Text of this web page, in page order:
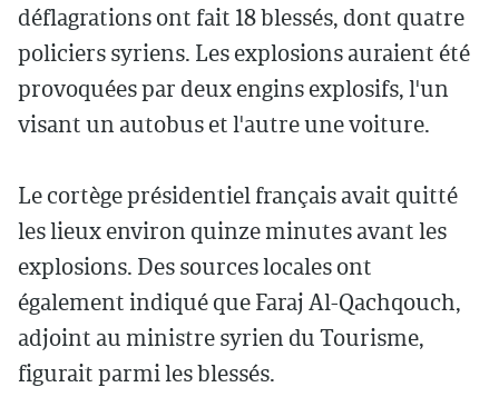
déflagrations ont fait 18 blessés, dont quatre
policiers syriens. Les explosions auraient été
provoquées par deux engins explosifs, l'un
visant un autobus et l'autre une voiture.
Le cortège présidentiel français avait quitté
les lieux environ quinze minutes avant les
explosions. Des sources locales ont
également indiqué que Faraj Al-Qachqouch,
adjoint au ministre syrien du Tourisme,
figurait parmi les blessés.